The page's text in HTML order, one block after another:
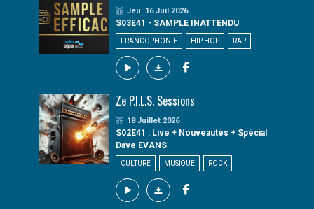
Jeu. 16 Juil 2026
S03E41 - SAMPLE INATTENDU
FRANCOPHONIE HIP HOP RAP
Ze P.I.L.S. Sessions
18 Juillet 2026
S02E41 : Live + Nouveautés + Spécial
Dave EVANS
CULTURE MUSIQUE ROCK